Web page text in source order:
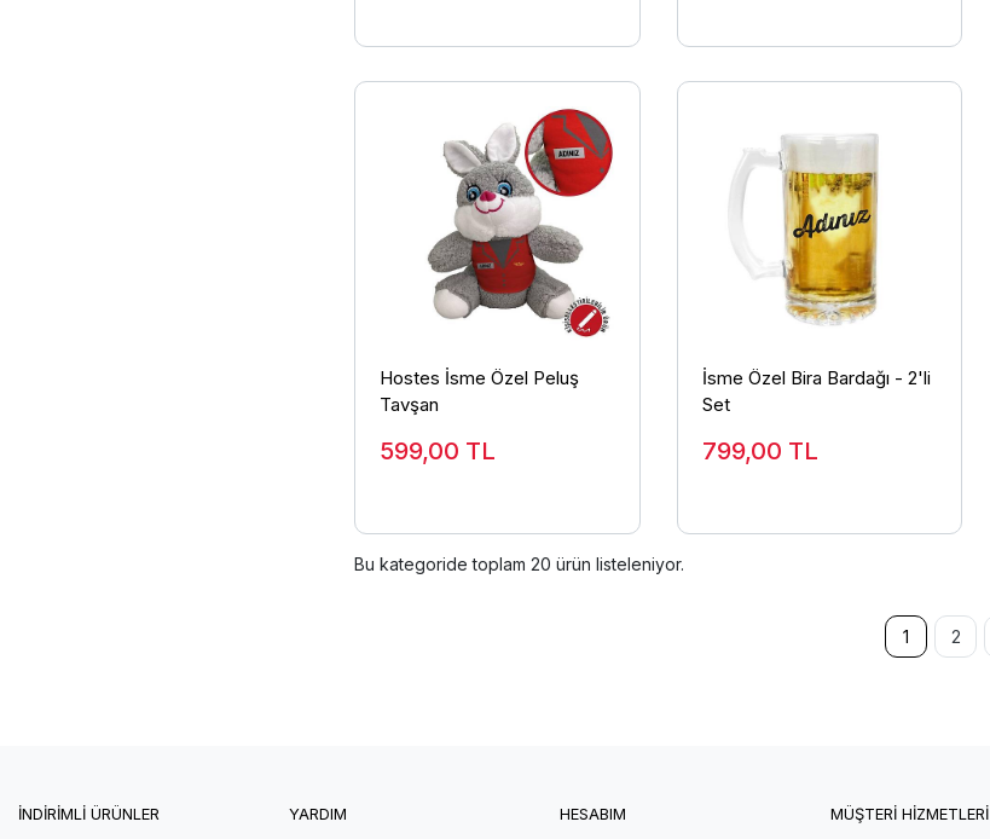
Hostes İsme Özel Peluş
Tavşan
599,00 TL
İsme Özel Bira Bardağı - 2'li
Set
799,00 TL
Bu kategoride toplam 20 ürün listeleniyor.
1 2
İNDİRİMLİ ÜRÜNLER YARDIM HESABIM MÜŞTERİ HİZMETLERİ